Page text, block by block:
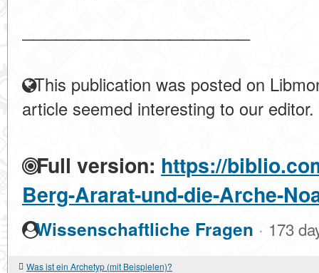
This publication was posted on
article seemed interesting to our editor.
Full version: https://
Berg-Ararat-und-die-Arche-
Wissenschaftliche Fragen · 173
Was ist ein Archetyp (mit Beispielen)?